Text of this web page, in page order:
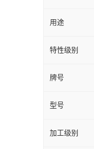
用途
特性级别
牌号
型号
加工级别